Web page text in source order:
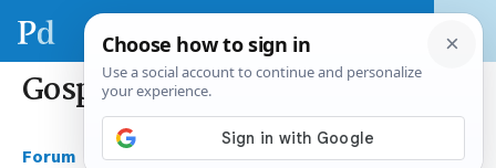
Gospodarstvo i financije
Forum Gospodarstvo i financije